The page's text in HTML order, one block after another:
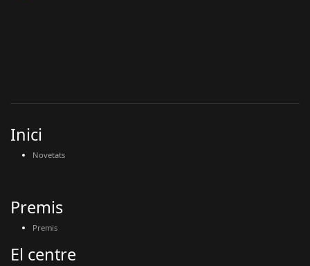
Inici
Novetats
Premis
Premis
El centre